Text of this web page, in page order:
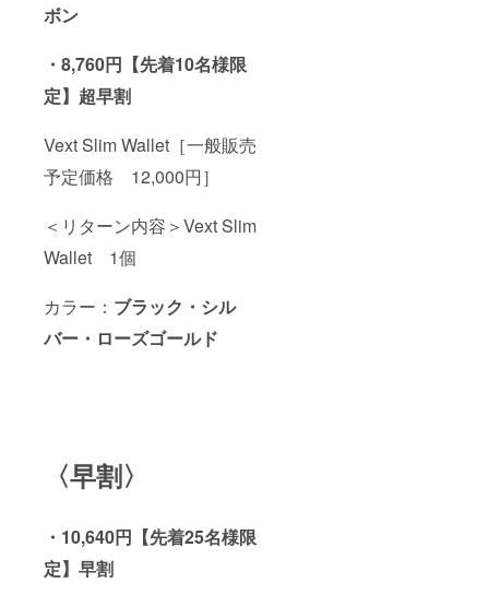
ボン
・8,760円 【先着10名様限
定】超早割
Vext Slim Wallet［一般販売
予定価格 12,000円］
＜リターン内容＞Vext Slim
Wallet 1個
カラー： ブラック・シル
バー・ローズゴールド
〈早割〉
・10,640円 【先着25名様限
定】早割